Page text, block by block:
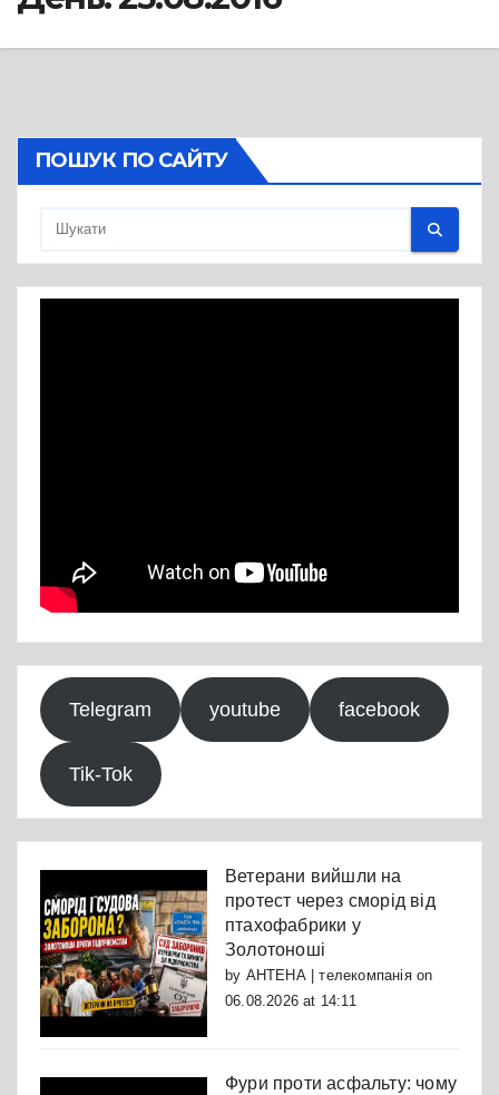
ПОШУК ПО САЙТУ
Telegram youtube facebook
Tik-Tok
Ветерани вийшли на
протест через сморід від
птахофабрики у
Золотоноші
by АНТЕНА | телекомпаніяon
06.08.2026 at 14:11
Фури проти асфальту: чому